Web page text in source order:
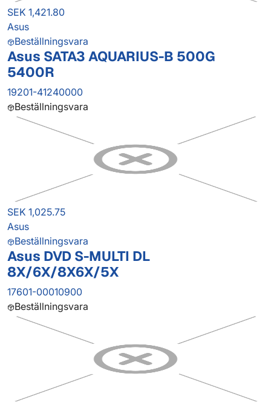
SEK 1,421.80
Asus
Beställningsvara
Asus SATA3 AQUARIUS-B 500G
5400R
19201-41240000
Beställningsvara
SEK 1,025.75
Asus
Beställningsvara
Asus DVD S-MULTI DL
8X/6X/8X6X/5X
17601-00010900
Beställningsvara